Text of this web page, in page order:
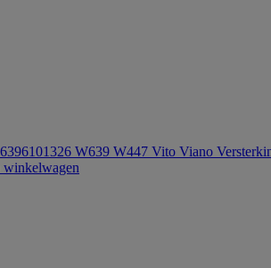
W639 W447 Vito Viano
winkelwagen